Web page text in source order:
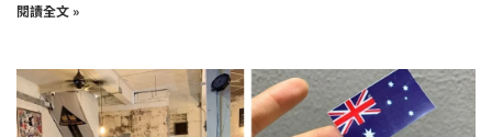
閱讀全文 »